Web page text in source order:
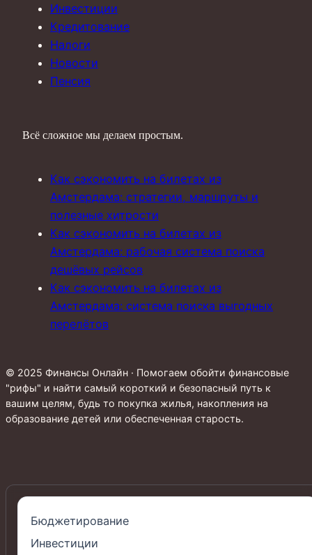
Инвестиции
Кредитование
Налоги
Новости
Пенсия
Всё сложное мы делаем простым.
Как сэкономить на билетах из
Амстердама: стратегии, маршруты и
полезные хитрости
Как сэкономить на билетах из
Амстердама: рабочая система поиска
дешёвых рейсов
Как сэкономить на билетах из
Амстердама: система поиска выгодных
перелётов
© 2025 Финансы Онлайн · Помогаем обойти финансовые
"рифы" и найти самый короткий и безопасный путь к
вашим целям, будь то покупка жилья, накопления на
образование детей или обеспеченная старость.
Бюджетирование
Инвестиции